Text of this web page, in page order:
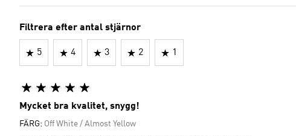
Filtrera efter antal stjärnor
5 4 3 2 1
Mycket bra kvalitet, snygg!
FÄRG: Off White / Almost Yellow